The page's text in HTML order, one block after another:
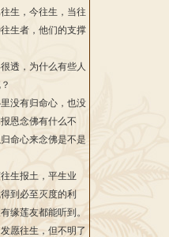
生，今往生，当往
生者，他们的支撑
透，为什么有些人
没有归命心，也没
恩念佛有什么不
命心来念佛是不是
生报土，平生业
到必至灭度的利
缘莲友都能听到。
愿往生，但不明了